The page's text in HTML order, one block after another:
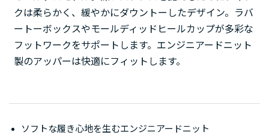
クは柔らかく、緩やかにダウントーしたデザイン。ラバ
ートーボックスやモールディッドヒールカップが多彩な
フットワークをサポートします。エンジニアードニット
製のアッパーは快適にフィットします。
ソフトな履き心地を生むエンジニアードニット